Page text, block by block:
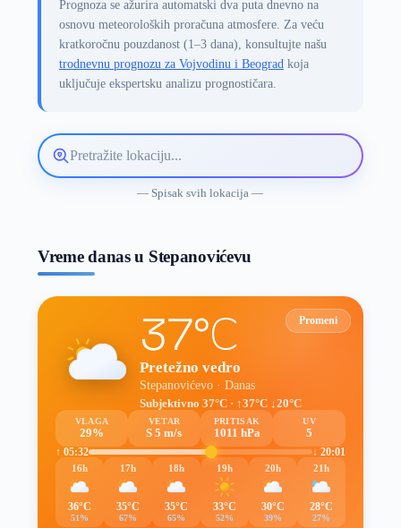
Prognoza se ažurira automatski dva puta dnevno na
osnovu meteoroloških proračuna atmosfere. Za veću
kratkoročnu pouzdanost (1–3 dana), konsultujte našu
trodnevnu prognozu za Vojvodinu i Beogradkoja
uključuje ekspertsku analizu prognostičara.
Pretražite
lokaciju
— Spisak svih lokacija —
Vreme danas u Stepanovićevu
Promeni
37°C
Pretežno vedro
Stepanovićevo · Danas
Subjektivno 37°C · ↑37°C ↓20°C
VLAGA
29%
VETAR
S 5 m/s
PRITISAK
1011 hPa
UV
5
↑ 05:32
↓ 20:01
16h
36°C
51%
17h
35°C
67%
18h
35°C
65%
19h
33°C
52%
20h
30°C
39%
21h
28°C
27%